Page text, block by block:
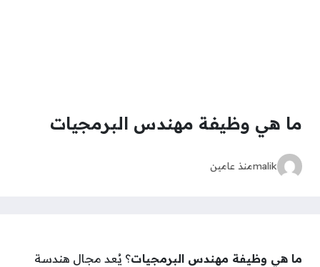
ما هي وظيفة مهندس البرمجيات
malikمنذ عامين
ما هي وظيفة مهندس البرمجيات؟ يُعد مجال هندسة